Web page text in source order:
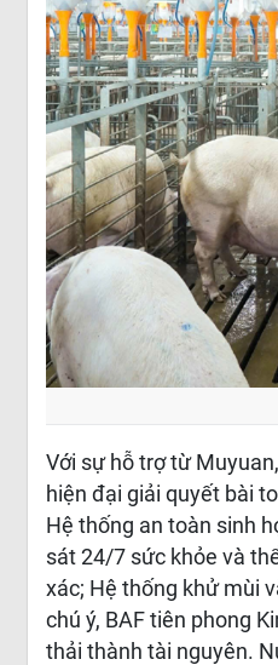
Với sự hỗ trợ từ
hiện đại giải quyết bài
Hệ thống an toàn sinh
sát 24/7 sức khỏe và
xác; Hệ thống khử mùi
chú ý, BAF tiên phong
thải thành tài nguyên.